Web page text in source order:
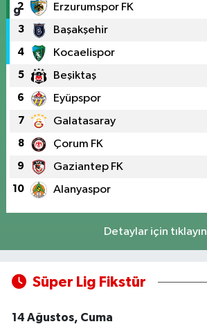
2 Erzurumspor FK
3 Başakşehir
4 Kocaelispor
5 Beşiktaş
6 Eyüpspor
7 Galatasaray
8 Çorum FK
9 Gaziantep FK
10 Alanyaspor
Detaylar için tıklayın
Süper Lig Fikstür
14 Ağustos, Cuma